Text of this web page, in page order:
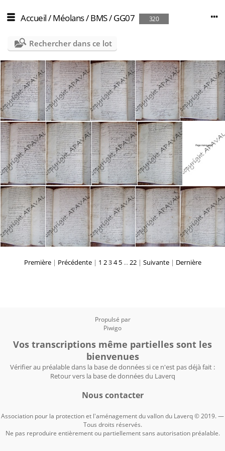
Accueil/Méolans/BMS/GG07 320
Rechercher dans ce lot
Première| Précédente| 1 234 5...22 | Suivante | Dernière
Propulsé par
Piwigo
Vos transcriptions même partielles sont les
bienvenues
Vérifier au préalable dans la base de données si ce n'est pas déjà fait :
Retour vers la base de données du Laverq
Nous contacter
Association pour la protection et l'aménagement du vallon du Laverq © 2019. —
Tous droits réservés.
Ne pas reproduire entièrement ou partiellement sans autorisation préalable.